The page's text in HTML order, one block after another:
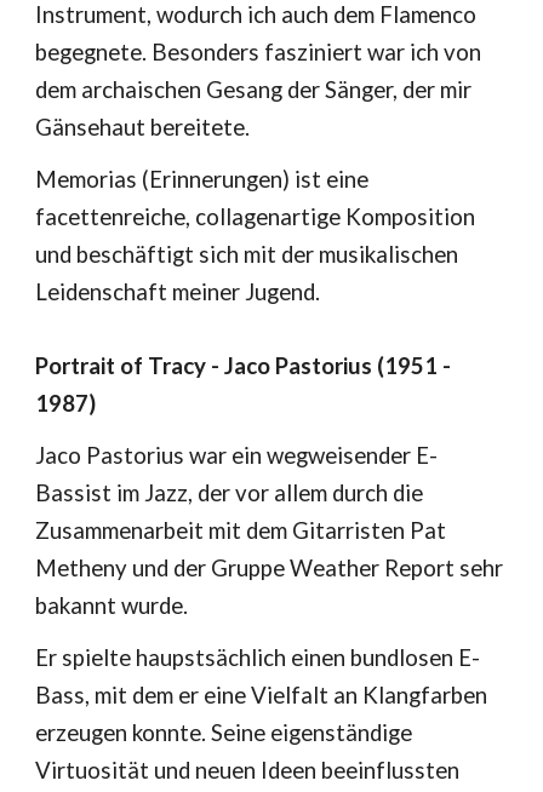
Instrument, wodurch ich auch dem Flamenco
begegnete. Besonders fasziniert war ich von
dem archaischen Gesang der Sänger, der mir
Gänsehaut bereitete.
Memorias (Erinnerungen) ist eine
facettenreiche, collagenartige Komposition
und beschäftigt sich mit der musikalischen
Leidenschaft meiner Jugend.
Portrait of Tracy - Jaco Pastorius (1951 -
1987)
Jaco Pastorius war ein wegweisender E-
Bassist im Jazz, der vor allem durch die
Zusammenarbeit mit dem Gitarristen Pat
Metheny und der Gruppe Weather Report sehr
bakannt wurde.
Er spielte haupstsächlich einen bundlosen E-
Bass, mit dem er eine Vielfalt an Klangfarben
erzeugen konnte. Seine eigenständige
Virtuosität und neuen Ideen beeinflussten